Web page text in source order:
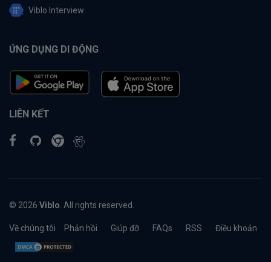
Viblo Interview
ỨNG DỤNG DI ĐỘNG
LIÊN KẾT
© 2026 Viblo . All rights reserved.
Về chúng tôi Phản hồi Giúp đỡ FAQs RSS Điều khoản